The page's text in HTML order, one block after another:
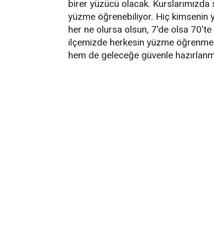
birer yüzücü olacak.
yüzme öğrenebiliyor. Hiç kimsenin
her ne olursa olsun, 7'de olsa 70'te
ilçemizde herkesin yüzme
hem de geleceğe güvenle